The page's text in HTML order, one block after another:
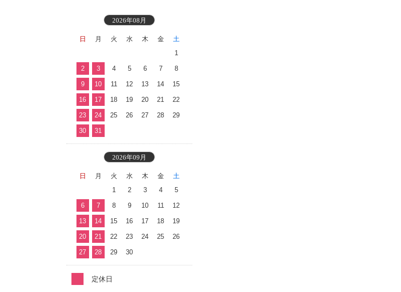
2026年08月
日 月 火 水 木 金
土
1
2 3 4 5 6 7 8
9 10 11 12 13 14 15
16 17 18 19 20 21 22
23 24 25 26 27 28 29
30 31
2026年09月
日 月 火 水 木 金
土
1
2 3 4 5
6 7 8 9 10 11 12
13 14 15 16 17 18 19
20 21 22 23 24 25 26
27 28 29 30
定休日